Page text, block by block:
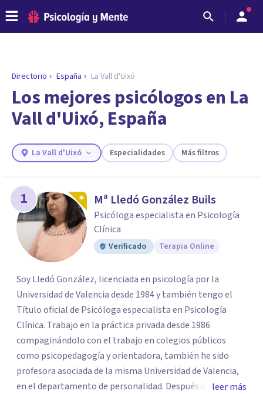
ENCONTRAR MI TERAPEUTA
¿Necesitas ayuda para encontrar el
psicólogo adecuado?
Responde a unas breves preguntas y te ofreceremos
necesidades.
Directorio España La Vall d'Uixó
Los mejores psicólogos en La
Vall d'Uixó, España
La Vall d'Uixó Especialidades Más filtros
1 Mª Lledó González Buils
Psicóloga especialista en Psicología
Clínica
Verificado Terapia Online
Soy Lledó González, licenciada en psicología por la
Universidad de Valencia desde 1984 y también tengo el
Título oficial de Psicóloga especialista en Psicología
Clínica. Trabajo en la práctica privada desde 1986
compaginándolo con el trabajo en colegios públicos
como psicopedagogía y orientadora, también he sido
profesora asociada de la misma Universidad de Valencia,
en el departamento de personalidad. Después de laleer más